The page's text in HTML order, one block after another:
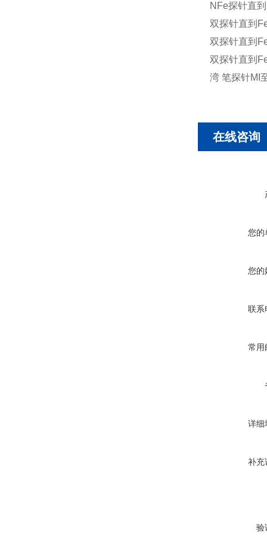
NFe探针直
双探针直到
双探针直到
双探针直到
湾 笔探针MI
在线咨询
您的
您的
联系
常用
详细
补充
验